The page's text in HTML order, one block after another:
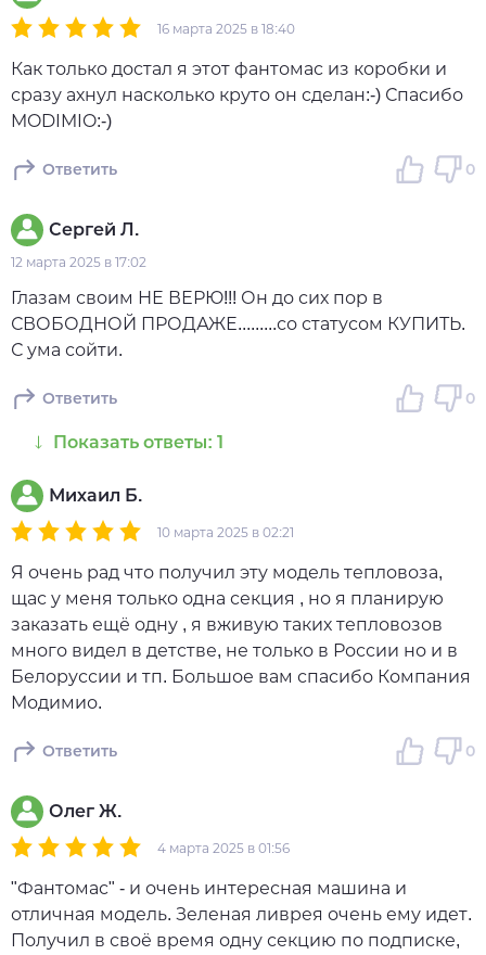
16 марта 2025 в 18:40
Как только достал я этот фантомас из коробки и
сразу ахнул насколько круто он сделан:-) Спасибо
MODIMIO:-)
Ответить 0
Сергей Л.
12 марта 2025 в 17:02
Глазам своим НЕ ВЕРЮ!!! Он до сих пор в
СВОБОДНОЙ ПРОДАЖЕ.........со статусом КУПИТЬ.
С ума сойти.
Ответить 0
Показать ответы: 1
Михаил Б.
10 марта 2025 в 02:21
Я очень рад что получил эту модель тепловоза,
щас у меня только одна секция , но я планирую
заказать ещё одну , я вживую таких тепловозов
много видел в детстве, не только в России но и в
Белоруссии и тп. Большое вам спасибо Компания
Модимио.
Ответить 0
Олег Ж.
4 марта 2025 в 01:56
"Фантомас" - и очень интересная машина и
отличная модель. Зеленая ливрея очень ему идет.
Получил в своё время одну секцию по подписке,